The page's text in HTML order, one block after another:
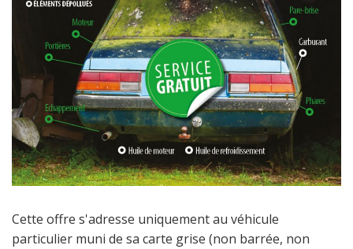
Cette offre s'adresse uniquement au véhicule
particulier muni de sa carte grise (non barrée, non